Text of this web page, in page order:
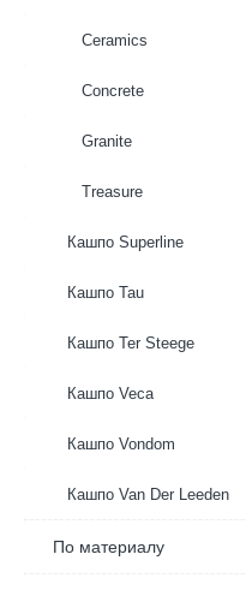
Ceramics
Concrete
Granite
Treasure
Кашпо Superline
Кашпо Tau
Кашпо Ter Steege
Кашпо Veca
Кашпо Vondom
Кашпо Van Der Leeden
По материалу